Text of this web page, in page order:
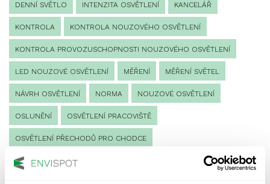
DENNÍ SVĚTLO INTENZITA OSVĚTLENÍ KANCELÁŘ
KONTROLA KONTROLA NOUZOVÉHO OSVĚTLENÍ
KONTROLA PROVOZUSCHOPNOSTI NOUZOVÉHO OSVĚTLENÍ
LED NOUZOVÉ OSVĚTLENÍ MĚŘENÍ MĚŘENÍ SVĚTEL
NÁVRH OSVĚTLENÍ NORMA NOUZOVÉ OSVĚTLENÍ
OSLUNĚNÍ OSVĚTLENÍ PRACOVIŠTĚ
OSVĚTLENÍ PŘECHODŮ PRO CHODCE
OSVĚTLENÍ SPORTOVIŠŤ